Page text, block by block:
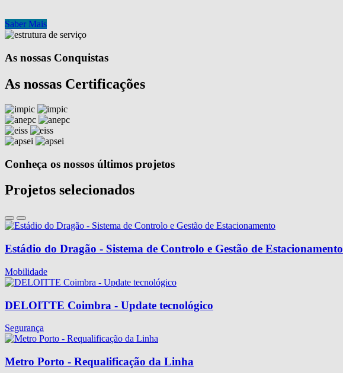
Saber Mais
As nossas Conquistas
As nossas Certificações
Conheça os nossos últimos projetos
Projetos selecionados
Estádio do Dragão - Sistema de Controlo e Gestão de Estacionamento
Mobilidade
DELOITTE Coimbra - Update tecnológico
Segurança
Metro Porto - Requalificação da Linha